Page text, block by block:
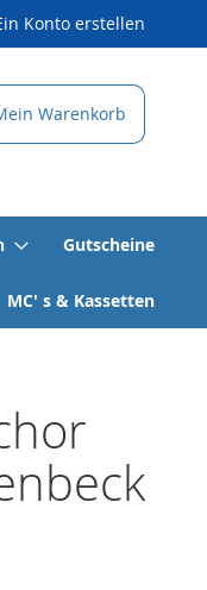
Konto erstellen
Warenkorb
Gutscheine
MC' s & Kassetten